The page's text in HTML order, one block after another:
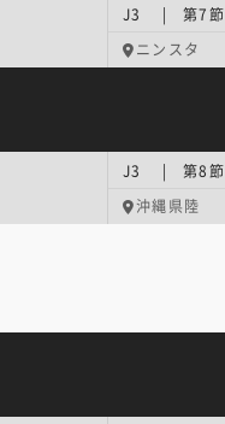
J3 | 第7節
ニンスタ
J3 | 第8節
沖縄県陸